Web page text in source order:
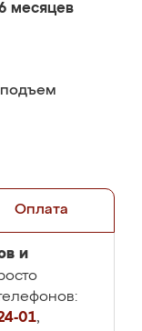
месяцев
Оплата
и
01,